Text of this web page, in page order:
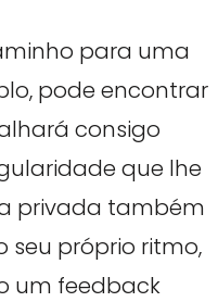
para uma
pode encontrar
consigo
que lhe
privada também
seu próprio ritmo,
um feedback